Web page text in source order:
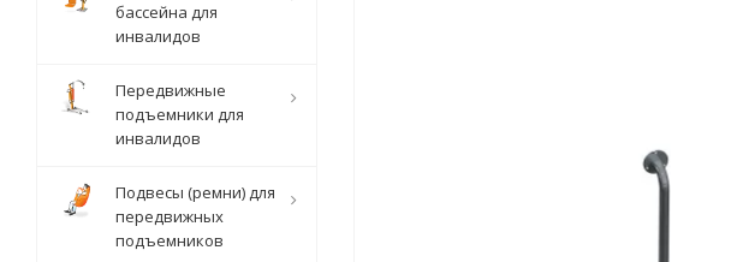
бассейна для
инвалидов
Передвижные
подъемники для
инвалидов
Подвесы (ремни) для
передвижных
подъемников